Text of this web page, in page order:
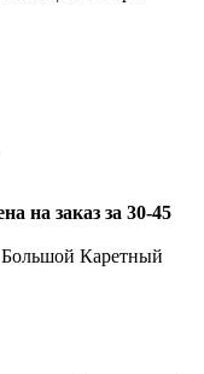
на заказ за 30-45
Большой Каретный